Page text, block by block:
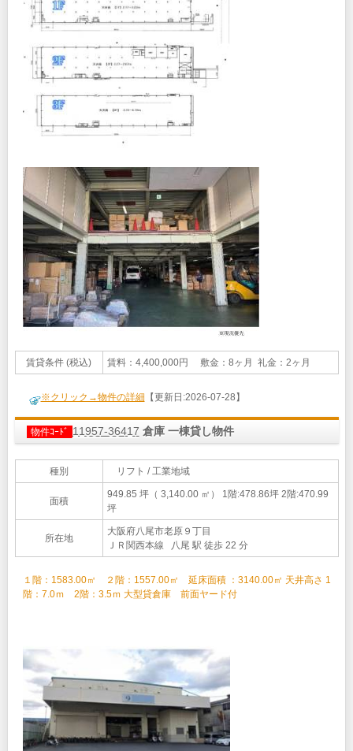
賃貸条件 (税込) 賃料：4,400,000円 敷金：8ヶ月 礼金：2ヶ月
※クリック→物件の詳細 【更新日:2026-07-28】
物件ｺｰﾄﾞ 11957-36417 倉庫 一棟貸し物件
種別 リフト / 工業地域
面積
949.85 坪（ 3,140.00 ㎡）
1階:478.86坪 2階:470.99
坪
所在地
大阪府八尾市老原９丁目
ＪＲ関西本線 八尾 駅 徒歩 22 分
１階：1583.00㎡ ２階：1557.00㎡ 延床⾯積 ：3140.00㎡ 天井⾼さ 1
階：7.0ｍ 2階：3.5ｍ 大型貸倉庫 前面ヤード付